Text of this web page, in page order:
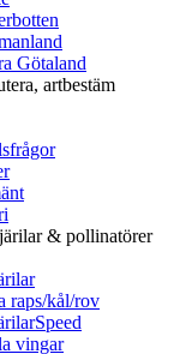
Götaland
artbestäm
& pollinatörer
raps/kål/rov
vingar